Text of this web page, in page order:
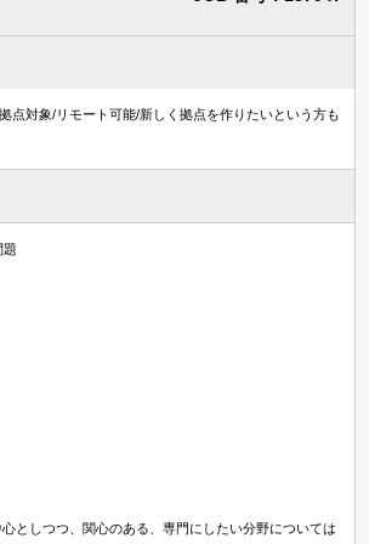
点対象/リモート可能/新しく拠点を作りたいという方も
題
としつつ、関心のある、専門にしたい分野については